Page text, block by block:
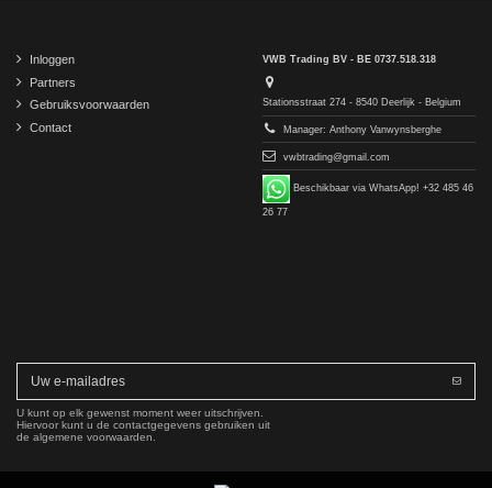
Inloggen
Partners
Gebruiksvoorwaarden
Contact
VWB Trading BV - BE 0737.518.318
Stationsstraat 274 - 8540 Deerlijk - Belgium
Manager: Anthony Vanwynsberghe
vwbtrading@gmail.com
Beschikbaar via WhatsApp! +32 485 46
26 77
U kunt op elk gewenst moment weer uitschrijven.
Hiervoor kunt u de contactgegevens gebruiken uit
de algemene voorwaarden.